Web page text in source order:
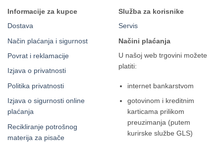
Informacije za kupce
Dostava
Način plaćanja i sigurnost
Povrat i reklamacije
Izjava o privatnosti
Politika privatnosti
Izjava o sigurnosti online
plaćanja
Recikliranje potrošnog
materija za pisače
Služba za korisnike
Servis
Načini plaćanja
U našoj web trgovini možete
platiti:
internet bankarstvom
gotovinom i kreditnim
karticama prilikom
preuzimanja (putem
kurirske službe GLS)